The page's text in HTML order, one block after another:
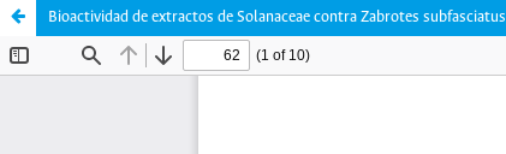
Bioactividad de extractos de Solanaceae contra Zabrotes subfasciatus